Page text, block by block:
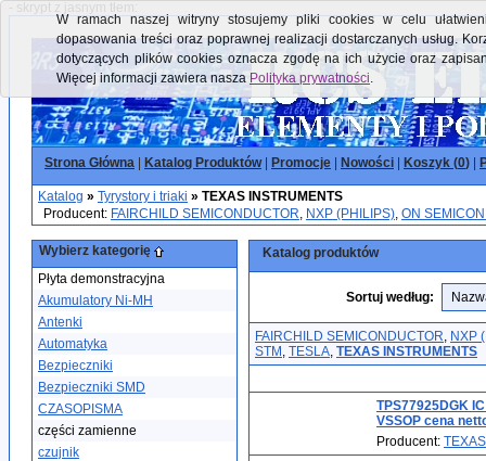
- skrypt z jasnym tłem:
Strona Główna Katalog Produktów| Promocje Nowości Koszyk (0)
Katalog » Tyrystory i triaki » TEXAS INSTRUMENTS
Producent: FAIRCHILD SEMICONDUCTOR, NXP (PHILIPS), ON
Wybierz kategorię
Płyta demonstracyjna
Akumulatory Ni-MH
Antenki
Automatyka
Bezpieczniki
Bezpieczniki SMD
CZASOPISMA
części zamienne
czujnik
Katalog produktów
Sortuj według:
FAIRCHILD SEMICONDUCTOR, NXP
STM , TESLA, TEXAS INSTRUMENTS
TPS77925DGK
VSSOP cena
Producent:
W ramach naszej witryny stosujemy pliki cookies w celu
dopasowania treści oraz poprawnej realizacji dostarczanych usług.
dotyczących plików cookies oznacza zgodę na ich użycie oraz
Więcej informacji zawiera nasza Polityka prywatności.